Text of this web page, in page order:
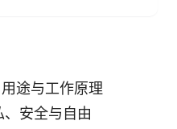
途与工作原理
安全与自由